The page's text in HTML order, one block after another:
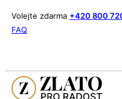
Volejte zdarma +420 800
FAQ